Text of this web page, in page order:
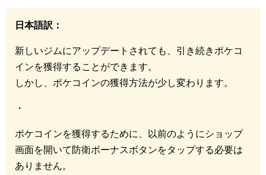
日本語訳：
新しいジムにアップデートされても、引き続きポケコ
インを獲得することができます。
しかし、ポケコインの獲得方法が少し変わります。
・
ポケコインを獲得するために、以前のようにショップ
画面を開いて防衛ボーナスボタンをタップする必要は
ありません。